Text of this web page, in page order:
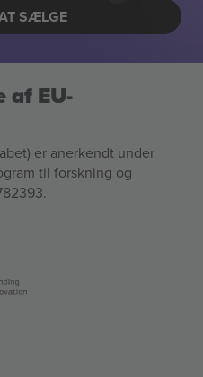
SÆLGE
af EU-
er anerkendt under
til forskning og